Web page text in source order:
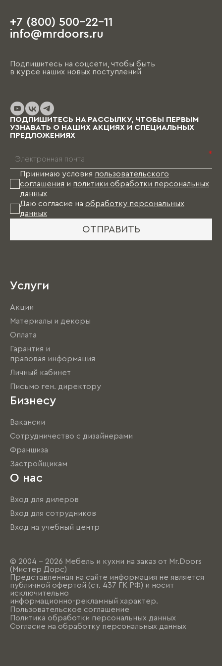
На этапе чистовой отделки дизайнер
выезжает на объект и предлагает вариант,
стен, напольные покрытия и т.д. При этом
необходимо помнить, что на отрисовку,
обсуждение и согласование проекта и на
выбранных материалов и коллекции), и какое-
то время Вам в этом случае придется пожить
без мебели.
+7 (800) 500-22-11
info@mrdoors.ru
Подпишитесь на соцсети, чтобы быть
в курсе наших новых поступлений
ПОДПИШИТЕСЬ НА РАССЫЛКУ, ЧТОБЫ ПЕРВЫМ
УЗНАВАТЬ О НАШИХ АКЦИЯХ И СПЕЦИАЛЬНЫХ
ПРЕДЛОЖЕНИЯХ
*
Принимаю условия пользовательского
соглашения и политики обработки персональных
данных
Даю согласие на обработку персональных
данных
ОТПРАВИТЬ
Услуги
Акции
Материалы и декоры
Оплата
Гарантия и
правовая информация
Личный кабинет
Письмо ген. директору
Бизнесу
Вакансии
Сотрудничество с дизайнерами
Франшиза
Застройщикам
О нас
Вход для дилеров
Вход для сотрудников
Вход на учебный центр
© 2004 - 2026 Мебель и кухни на заказ от Mr.Doors
(Мистер Дорс)
Представленная на сайте информация не является
публичной офертой (ст. 437 ГК РФ) и носит
исключительно
информационно-рекламный характер.
Пользовательское соглашение
Политика обработки персональных данных
Согласие на обработку персональных данных